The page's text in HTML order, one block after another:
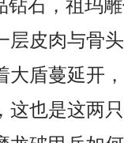
钻石，祖玛
层皮肉与骨
大盾蔓延开
这也是这两